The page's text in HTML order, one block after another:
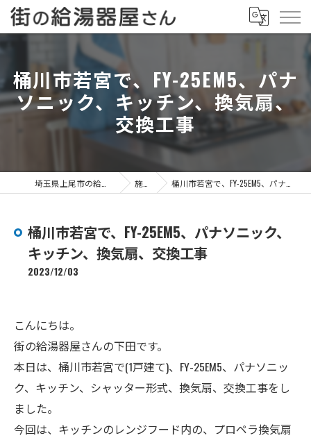
桶川市若宮で、FY-25EM5、パナ
ソニック、キッチン、換気扇、
交換工事
施工事例 桶川市若宮で、FY-25EM5、パナソニック、キッチン、換気扇、交換工事
桶川市若宮で、FY-25EM5、パナソニック、
キッチン、換気扇、交換工事
2023/12/03
こんにちは。
街の給湯器屋さんの下田です。
本日は、桶川市若宮で(1戸建て)、FY-25EM5、パナソニッ
ク、キッチン、シャッター形式、換気扇、交換工事をし
ました。
今回は、キッチンのレンジフード内の、プロペラ換気扇